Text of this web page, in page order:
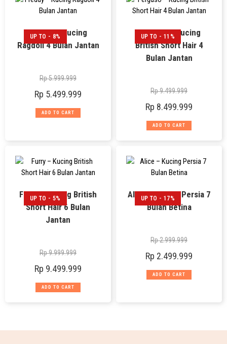
UP TO - 8%
Freddy – Kucing
Ragdoll 4 Bulan Jantan
Rp5.999.999
Rp 5.499.999
ADD TO CART
UP TO - 11%
Ferguso – Kucing
British Short Hair 4
Bulan Jantan
Rp9.499.999
Rp 8.499.999
ADD TO CART
UP TO - 5%
Furry – Kucing British
Short Hair 6 Bulan
Jantan
Rp9.999.999
Rp 9.499.999
ADD TO CART
UP TO - 17%
Alice – Kucing Persia 7
Bulan Betina
Rp2.999.999
Rp 2.499.999
ADD TO CART